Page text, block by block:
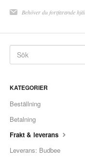
Behöver du fortfarande
KATEGORIER
Beställning
Betalning
Frakt & leverans
Leverans: Budbee